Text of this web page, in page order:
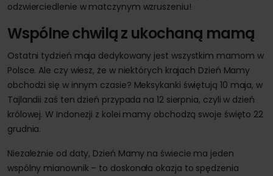
odzwierciedlenie w matczynym wzruszeniu!
Wspólne chwilą z ukochaną mamą
Ostatni tydzień maja dedykowany jest wszystkim mamom w
Polsce. Ale czy wiesz, że w niektórych krajach Dzień Mamy
obchodzi się w innym czasie? Meksykanki świętują 10 maja, w
Tajlandii zaś ten dzień przypada na 12 sierpnia, czyli w dzień
królowej. W Indonezji z kolei mamy obchodzą swoje święto 22
grudnia.
Niezależnie od daty, Dzień Mamy na świecie ma jeden
wspólny mianownik – to doskonała okazja to spędzenia